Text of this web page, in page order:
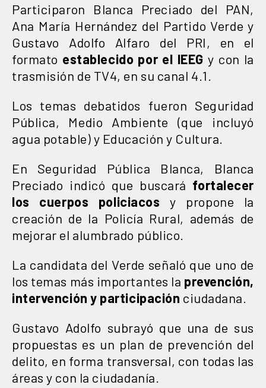
Participaron Blanca Preciado del PAN,
Ana María Hernández del Partido Verde y
Gustavo Adolfo Alfaro del PRI, en el
formato establecido por el IEEG y con la
trasmisión de TV4, en su canal 4.1.
Los temas debatidos fueron Seguridad
Pública, Medio Ambiente (que incluyó
agua potable) y Educación y Cultura.
En Seguridad Pública Blanca, Blanca
Preciado indicó que buscará fortalecer
los cuerpos policiacos y propone la
creación de la Policía Rural, además de
mejorar el alumbrado público.
La candidata del Verde señaló que uno de
los temas más importantes la prevención,
intervención y participación ciudadana.
Gustavo Adolfo subrayó que una de sus
propuestas es un plan de prevención del
delito, en forma transversal, con todas las
áreas y con la ciudadanía.